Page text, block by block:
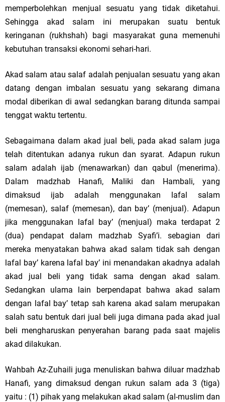
memperbolehkan menjual sesuatu yang tidak diketahui.
Sehingga akad salam ini merupakan suatu bentuk
keringanan (rukhshah) bagi masyarakat guna memenuhi
kebutuhan transaksi ekonomi sehari-hari.
Akad salam atau salaf adalah penjualan sesuatu yang akan
datang dengan imbalan sesuatu yang sekarang dimana
modal diberikan di awal sedangkan barang ditunda sampai
tenggat waktu tertentu.
Sebagaimana dalam akad jual beli, pada akad salam juga
telah ditentukan adanya rukun dan syarat. Adapun rukun
salam adalah ijab (menawarkan) dan qabul (menerima).
Dalam madzhab Hanafi, Maliki dan Hambali, yang
dimaksud ijab adalah menggunakan lafal salam
(memesan), salaf (memesan), dan bay’ (menjual). Adapun
jika menggunakan lafal bay’ (menjual) maka terdapat 2
(dua) pendapat dalam madzhab Syafi’i. sebagian dari
mereka menyatakan bahwa akad salam tidak sah dengan
lafal bay’ karena lafal bay’ ini menandakan akadnya adalah
akad jual beli yang tidak sama dengan akad salam.
Sedangkan ulama lain berpendapat bahwa akad salam
dengan lafal bay’ tetap sah karena akad salam merupakan
salah satu bentuk dari jual beli juga dimana pada akad jual
beli mengharuskan penyerahan barang pada saat majelis
akad dilakukan.
Wahbah Az-Zuhaili juga menuliskan bahwa diluar madzhab
Hanafi, yang dimaksud dengan rukun salam ada 3 (tiga)
yaitu : (1) pihak yang melakukan akad salam (al-muslim dan